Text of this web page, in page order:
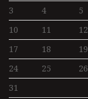
3
4 5
10
11 12
17
18 19
24
25 26
31